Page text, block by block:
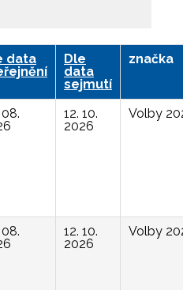
data
Dle
data
sejmutí
značka
12. 10.
2026
Volby
12. 10.
2026
Volby